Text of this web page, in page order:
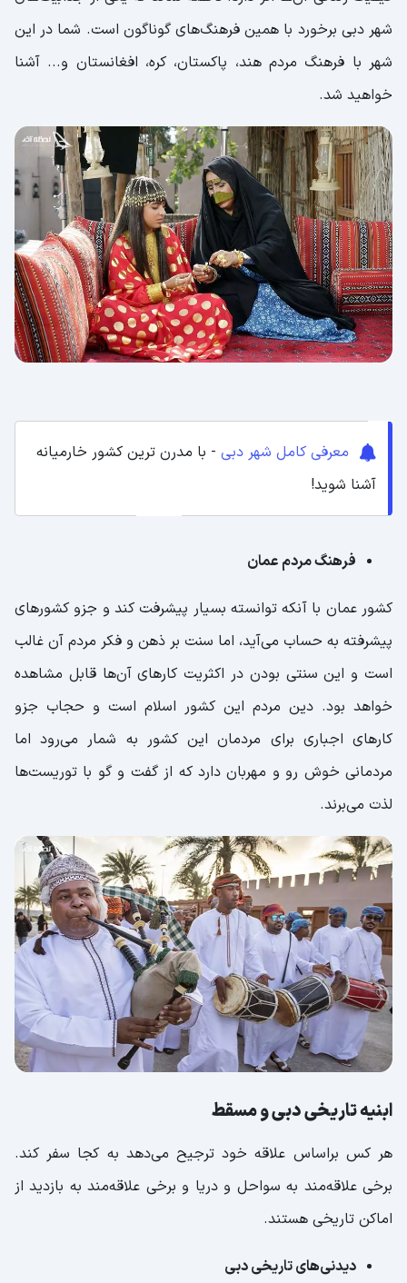
شهر دبی برخورد با همین فرهنگ‌های گوناگون است. شما در این
شهر با فرهنگ مردم هند، پاکستان، کره، افغانستان و... آشنا
خواهید شد.
معرفی کامل شهر دبی - با مدرن ترین کشور خارمیانه
آشنا شوید!
فرهنگ مردم عمان
کشور عمان با آنکه توانسته‌ بسیار پیشرفت کند و جزو کشورهای
پیشرفته به حساب می‌آید، اما سنت بر ذهن و فکر مردم آن غالب
است و این سنتی بودن در اکثریت کارهای آن‌ها قابل مشاهده
خواهد بود. دین مردم این کشور اسلام است و حجاب جزو
کارهای اجباری برای مردمان این کشور به شمار می‌رود اما
مردمانی خوش رو و مهربان دارد که از گفت و گو با توریست‌ها
لذت می‌برند.
ابنیه‌ تاریخی دبی و مسقط
هر کس براساس علاقه خود ترجیح می‌دهد به کجا سفر کند.
برخی علاقه‌مند به سواحل و دریا و برخی علاقه‌مند به بازدید از
اماکن تاریخی هستند.
دیدنی‌های تاریخی دبی